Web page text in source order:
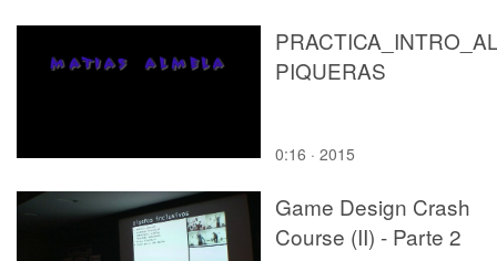
PIQUERAS
0:16 · 2015
Game Design Crash
Course (II) - Parte 2